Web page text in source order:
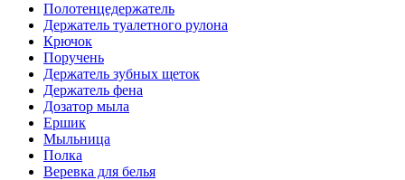
Полотенцедержатель
Держатель туалетного рулона
Крючок
Поручень
Держатель зубных щеток
Держатель фена
Дозатор мыла
Eршик
Мыльница
Полка
Веревка для белья